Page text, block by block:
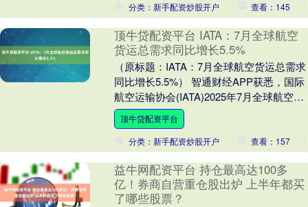
分类：新手配资炒股开户
查看：145
顶牛贷配资平台 IATA：7月全球航空
货运总需求同比增长5.5%
（原标题：IATA：7月全球航空货运总需求
同比增长5.5%） 智通财经APP获悉，国际
航空运输协会(IATA)2025年7月全球航空货
运需求定期数据显示，全球航....
顶牛贷配资平台
分类：新手配资炒股开户
查看：157
益牛网配资平台 持仓最高达100多
亿！券商自营重仓股出炉 上半年都买
了哪些股票？